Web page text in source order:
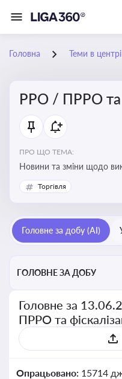
Головна Теми в
РРО / ПРРО та
ПРО ЩО ТЕМА:
Новини та зміни щодо
розрахункових операцій, аналіз законодавства про
РРО, позиції ДПС та
Торгівля
Головне за добу (AI)
ГОЛОВНЕ ЗА ДОБУ
Головне за
ПРРО та
Опрацьовано: 15714